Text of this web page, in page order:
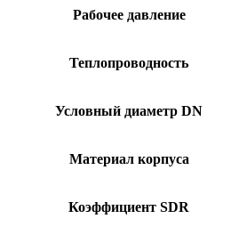
Рабочее давление
Теплопроводность
Условный диаметр DN
Материал корпуса
Коэффициент SDR